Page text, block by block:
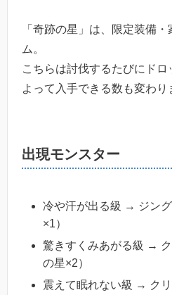
「奇跡の星」は、限定装備
ム。
こちらは討伐するたびにド
よって入手できる数も変わり
出現モンスター
冷や汗が出る級 → ジン
×1）
驚きすくみあがる級 →
の星×2）
震えて眠れない級 → ク